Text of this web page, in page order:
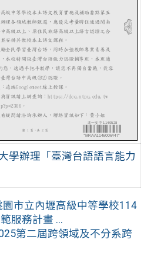
學辦理「臺灣台語語言能力
園市立內壢高級中等學校114
服務計畫 ...
第二屆跨領域及不分系跨